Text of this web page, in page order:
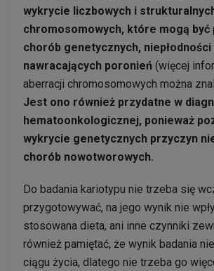
wykrycie liczbowych i
chromosomowych, które mogą być
chorób genetycznych, niepłodności
nawracających poronień (więcej
aberracji chromosomowych można
Jest ono również przydatne w
hematoonkologicznej, ponieważ
wykrycie genetycznych przyczyn
chorób nowotworowych.
Do badania kariotypu nie trzeba się
przygotowywać, na jego wynik nie
stosowana dieta, ani inne czynniki
również pamiętać, że wynik badania
ciągu życia, dlatego nie trzeba go